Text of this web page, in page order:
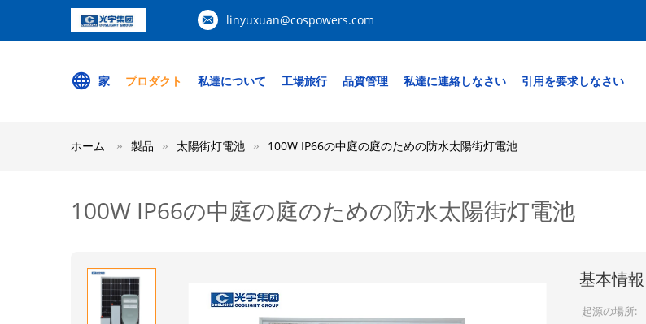
linyuxuan@cospowers.com
家 プロダクト 私達について 工場旅行 品質管理 私達に連絡しなさい 引用を要求しなさい
ホーム 製品 太陽街灯電池 100W IP66の中庭の庭のための防水太陽街灯電池
100W IP66の中庭の庭のための防水太陽街灯電池
基本情報
起源の場所: